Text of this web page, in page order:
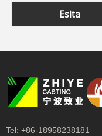
Esita
Tel: +86-18958238181